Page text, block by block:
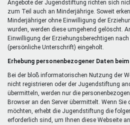
Angebote der Jugendstiftung richten sich
zum Teil auch an Minderjährige. Soweit
Minderjähriger ohne Einwilligung der
wurden, werden diese umgehend gelöscht.
Einwilligung der Erziehungsberechtigen
(persönliche Unterschrift) eingeholt.
Erhebung personenbezogener Daten
Bei der bloß informatorischen Nutzung der
nicht registrieren oder der Jugendstiftung
übermitteln, werden nur die
Browser an den Server übermittelt. Wenn Sie
möchten, erhebt die Jugendstiftung die
erforderlich sind, um Ihnen diese Webseite